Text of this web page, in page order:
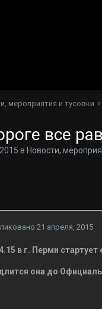
мероприятия и тусовки
все
в Новости,
21 апреля, 2015
в г. Перми
она до